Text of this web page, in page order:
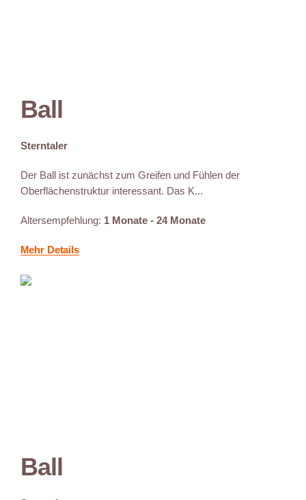
Ball
Sterntaler
Der Ball ist zunächst zum Greifen und Fühlen der
Oberflächenstruktur interessant. Das K...
Altersempfehlung: 1 Monate - 24 Monate
Mehr Details
Ball